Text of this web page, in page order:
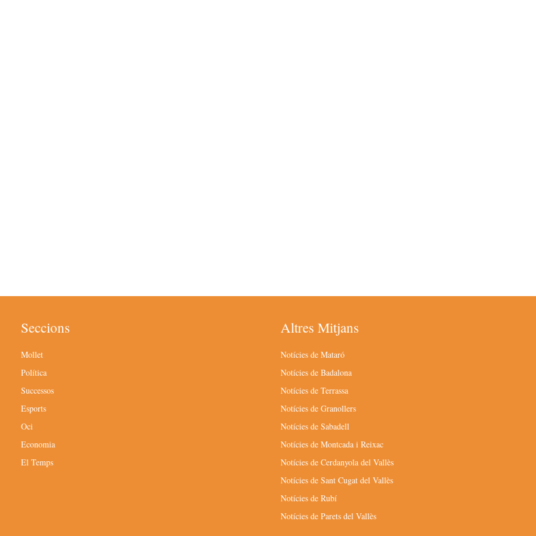
Seccions
Mollet
Política
Successos
Esports
Oci
Economia
El Temps
Altres Mitjans
Notícies de Mataró
Notícies de Badalona
Notícies de Terrassa
Notícies de Granollers
Notícies de Sabadell
Notícies de Montcada i Reixac
Notícies de Cerdanyola del Vallès
Notícies de Sant Cugat del Vallès
Notícies de Rubí
Notícies de Parets del Vallès